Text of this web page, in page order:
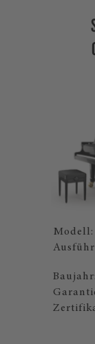
Modell:
Baujahr: